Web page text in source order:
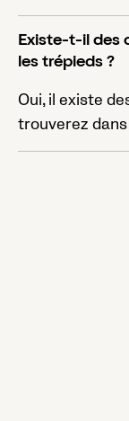
Existe-t-il des
les trépieds ?
Oui, il existe
trouverez dans